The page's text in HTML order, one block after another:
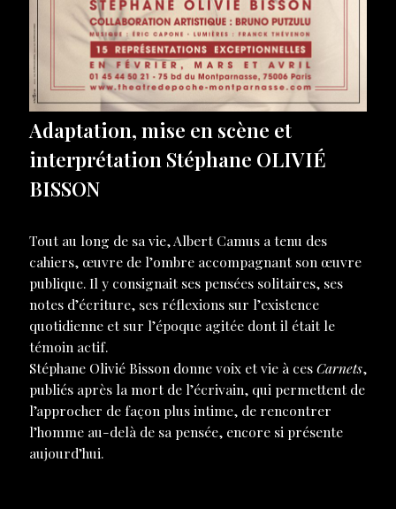
Adaptation, mise en scène et
interprétation Stéphane OLIVIÉ
BISSON
Tout au long de sa vie, Albert Camus a tenu des
cahiers, œuvre de l’ombre accompagnant son œuvre
publique. Il y consignait ses pensées solitaires, ses
notes d’écriture, ses réflexions sur l’existence
quotidienne et sur l’époque agitée dont il était le
témoin actif.
Stéphane Olivié Bisson donne voix et vie à cesCarnets,
publiés après la mort de l’écrivain, qui permettent de
l’approcher de façon plus intime, de rencontrer
l’homme au-delà de sa pensée, encore si présente
aujourd’hui.